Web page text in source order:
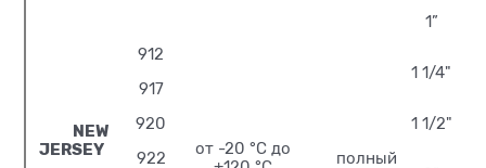
NEW
JERSEY
912
917
920
922
от -20 °С до
полный
1”
1 1/4"
1 1/2"